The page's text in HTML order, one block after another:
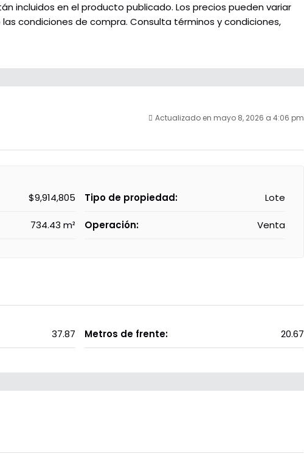
incluidos en el producto publicado. Los precios pueden variar
condiciones de compra. Consulta términos y condiciones,
Actualizado en mayo 8, 2026 a 4:06 pm
$9,914,805
734.43 m²
Tipo de propiedad: Lote
Operación: Venta
37.87 Metros de frente: 20.67